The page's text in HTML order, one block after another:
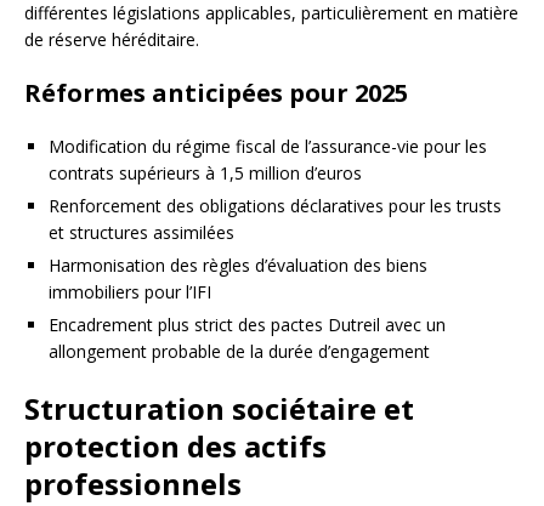
différentes législations applicables, particulièrement en matière
de réserve héréditaire.
Réformes anticipées pour 2025
Modification du régime fiscal de l’assurance-vie pour les
contrats supérieurs à 1,5 million d’euros
Renforcement des obligations déclaratives pour les trusts
et structures assimilées
Harmonisation des règles d’évaluation des biens
immobiliers pour l’IFI
Encadrement plus strict des pactes Dutreil avec un
allongement probable de la durée d’engagement
Structuration sociétaire et
protection des actifs
professionnels